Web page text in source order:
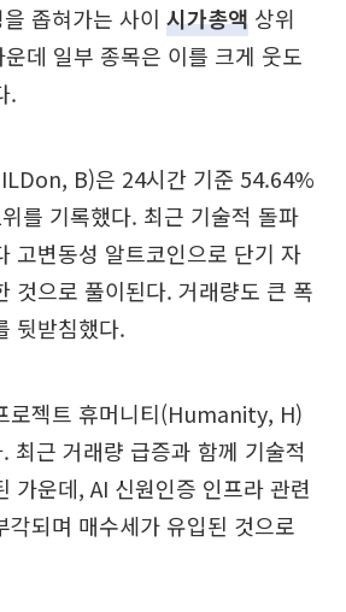
좁혀가는 사이 시가총액 상위
데 일부 종목은 이를 크게 웃도
.
B)은 24시간 기준 54.64%
를 기록했다. 최근 기술적 돌파
고변동성 알트코인으로 단기 자
것으로 풀이된다. 거래량도 큰 폭
뒷받침했다.
로젝트 휴머니티(Humanity, H)
최근 거래량 급증과 함께 기술적
가운데, AI 신원인증 인프라 관련
각되며 매수세가 유입된 것으로